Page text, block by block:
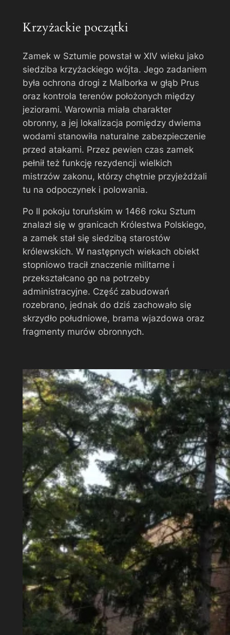
Krzyżackie początki
Zamek w Sztumie powstał w XIV wieku jako
siedziba krzyżackiego wójta. Jego zadaniem
była ochrona drogi z Malborka w głąb Prus
oraz kontrola terenów położonych między
jeziorami. Warownia miała charakter
obronny, a jej lokalizacja pomiędzy dwiema
wodami stanowiła naturalne zabezpieczenie
przed atakami. Przez pewien czas zamek
pełnił też funkcję rezydencji wielkich
mistrzów zakonu, którzy chętnie przyjeżdżali
tu na odpoczynek i polowania.
Po II pokoju toruńskim w 1466 roku Sztum
znalazł się w granicach Królestwa Polskiego,
a zamek stał się siedzibą starostów
królewskich. W następnych wiekach obiekt
stopniowo tracił znaczenie militarne i
przekształcano go na potrzeby
administracyjne. Część zabudowań
rozebrano, jednak do dziś zachowało się
skrzydło południowe, brama wjazdowa oraz
fragmenty murów obronnych.